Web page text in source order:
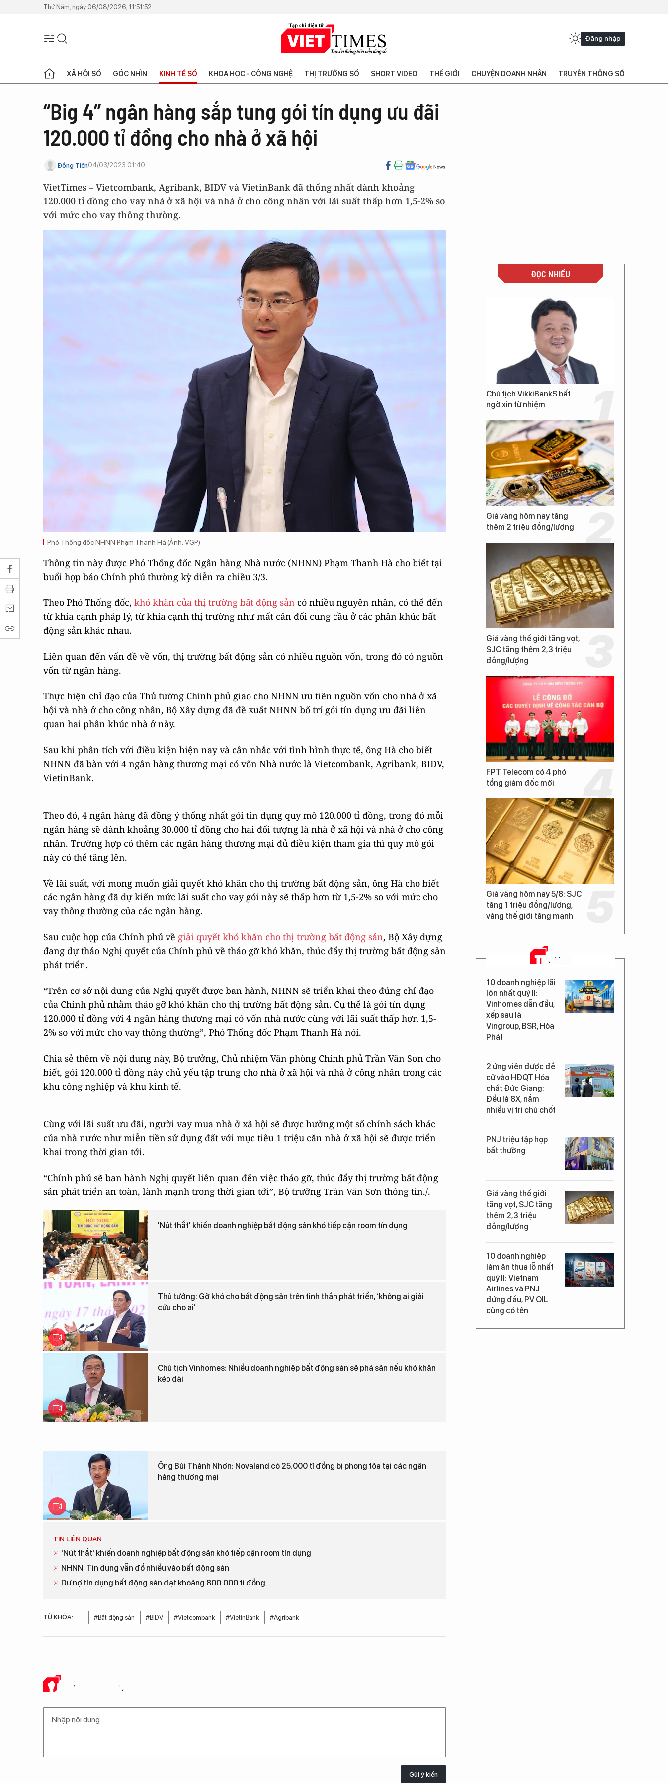
Thứ Năm, ngày 06/08/2026, 11:51:52
Đăng nhập
XÃ HỘI SỐ GÓC NHÌN KINH TẾ SỐ KHOA HỌC - CÔNG NGHỆ THỊ TRƯỜNG SỐ SHORT VIDEO THẾ GIỚI CHUYỆN DOANH NHÂN TRUYỀN THÔNG SỐ
“Big 4” ngân hàng sắp tung gói tín dụng ưu đãi
120.000 tỉ đồng cho nhà ở xã hội
Đồng Tiến04/03/2023 01:40
VietTimes – Vietcombank, Agribank, BIDV và VietinBank đã thống nhất dành khoảng
120.000 tỉ đồng cho vay nhà ở xã hội và nhà ở cho công nhân với lãi suất thấp hơn 1,5-2% so
với mức cho vay thông thường.
Phó Thống đốc NHNN Phạm Thanh Hà (Ảnh: VGP)
Thông tin này được Phó Thống đốc Ngân hàng Nhà nước (NHNN) Phạm Thanh Hà cho biết tại
buổi họp báo Chính phủ thường kỳ diễn ra chiều 3/3.
Theo Phó Thống đốc, khó khăn của thị trường bất động sản có nhiều nguyên nhân, có thể đến
từ khía cạnh pháp lý, từ khía cạnh thị trường như mất cân đối cung cầu ở các phân khúc bất
động sản khác nhau.
Liên quan đến vấn đề về vốn, thị trường bất động sản có nhiều nguồn vốn, trong đó có nguồn
vốn từ ngân hàng.
Thực hiện chỉ đạo của Thủ tướng Chính phủ giao cho NHNN ưu tiên nguồn vốn cho nhà ở xã
hội và nhà ở cho công nhân, Bộ Xây dựng đã đề xuất NHNN bố trí gói tín dụng ưu đãi liên
quan hai phân khúc nhà ở này.
Sau khi phân tích với điều kiện hiện nay và cân nhắc với tình hình thực tế, ông Hà cho biết
NHNN đã bàn với 4 ngân hàng thương mại có vốn Nhà nước là Vietcombank, Agribank, BIDV,
VietinBank.
Theo đó, 4 ngân hàng đã đồng ý thống nhất gói tín dụng quy mô 120.000 tỉ đồng, trong đó mỗi
ngân hàng sẽ dành khoảng 30.000 tỉ đồng cho hai đối tượng là nhà ở xã hội và nhà ở cho công
nhân. Trường hợp có thêm các ngân hàng thương mại đủ điều kiện tham gia thì quy mô gói
này có thể tăng lên.
Về lãi suất, với mong muốn giải quyết khó khăn cho thị trường bất động sản, ông Hà cho biết
các ngân hàng đã dự kiến mức lãi suất cho vay gói này sẽ thấp hơn từ 1,5-2% so với mức cho
vay thông thường của các ngân hàng.
Sau cuộc họp của Chính phủ về giải quyết khó khăn cho thị trường bất động sản, Bộ Xây dựng
đang dự thảo Nghị quyết của Chính phủ về tháo gỡ khó khăn, thúc đẩy thị trường bất động sản
phát triển.
“Trên cơ sở nội dung của Nghị quyết được ban hành, NHNN sẽ triển khai theo đúng chỉ đạo
của Chính phủ nhằm tháo gỡ khó khăn cho thị trường bất động sản. Cụ thể là gói tín dụng
120.000 tỉ đồng với 4 ngân hàng thương mại có vốn nhà nước cùng với lãi suất thấp hơn 1,5-
2% so với mức cho vay thông thường”, Phó Thống đốc Phạm Thanh Hà nói.
Chia sẻ thêm về nội dung này, Bộ trưởng, Chủ nhiệm Văn phòng Chính phủ Trần Văn Sơn cho
biết, gói 120.000 tỉ đồng này chủ yếu tập trung cho nhà ở xã hội và nhà ở công nhân trong các
khu công nghiệp và khu kinh tế.
Cùng với lãi suất ưu đãi, người vay mua nhà ở xã hội sẽ được hưởng một số chính sách khác
của nhà nước như miễn tiền sử dụng đất với mục tiêu 1 triệu căn nhà ở xã hội sẽ được triển
khai trong thời gian tới.
“Chính phủ sẽ ban hành Nghị quyết liên quan đến việc tháo gỡ, thúc đẩy thị trường bất động
sản phát triển an toàn, lành mạnh trong thời gian tới”, Bộ trưởng Trần Văn Sơn thông tin./.
'Nút thắt' khiến doanh nghiệp bất động sản khó tiếp cận room tín dụng
Thủ tướng: Gỡ khó cho bất động sản trên tinh thần phát triển, ‘không ai giải
cứu cho ai’
Chủ tịch Vinhomes: Nhiều doanh nghiệp bất động sản sẽ phá sản nếu khó khăn
kéo dài
Ông Bùi Thành Nhơn: Novaland có 25.000 tỉ đồng bị phong tỏa tại các ngân
hàng thương mại
TIN LIÊN QUAN
'Nút thắt' khiến doanh nghiệp bất động sản khó tiếp cận room tín dụng
NHNN: Tín dụng vẫn đổ nhiều vào bất động sản
Dư nợ tín dụng bất động sản đạt khoảng 800.000 tỉ đồng
TỪ KHÓA: #Bất động sản #BIDV #Vietcombank #VietinBank #Agribank
Ý KIẾN CỦA BẠN
Gửi ý kiến
ĐỌC NHIỀU
Chủ tịch VikkiBankS bất
ngờ xin từ nhiệm
Giá vàng hôm nay tăng
thêm 2 triệu đồng/lượng
Giá vàng thế giới tăng vọt,
SJC tăng thêm 2,3 triệu
đồng/lượng
FPT Telecom có 4 phó
tổng giám đốc mới
Giá vàng hôm nay 5/8: SJC
tăng 1 triệu đồng/lượng,
vàng thế giới tăng mạnh
TIN MỚI
10 doanh nghiệp lãi
lớn nhất quý II:
Vinhomes dẫn đầu,
xếp sau là
Vingroup, BSR, Hòa
Phát
2 ứng viên được đề
cử vào HĐQT Hóa
chất Đức Giang:
Đều là 8X, nắm
nhiều vị trí chủ chốt
PNJ triệu tập họp
bất thường
Giá vàng thế giới
tăng vọt, SJC tăng
thêm 2,3 triệu
đồng/lượng
10 doanh nghiệp
làm ăn thua lỗ nhất
quý II: Vietnam
Airlines và PNJ
đứng đầu, PV OIL
cũng có tên